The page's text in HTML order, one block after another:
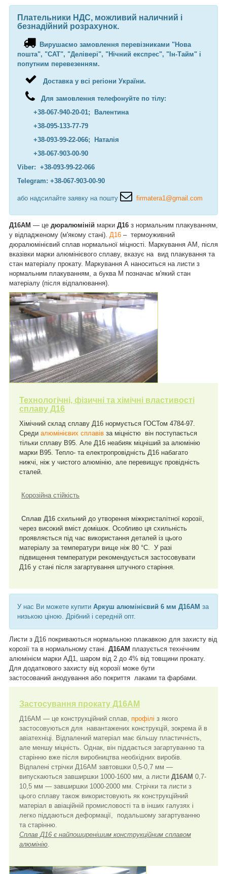
Плательники НДС, можливий наличний і
безнадійний розрахунок.
Вирушаємо замовлення перевізниками "Нова
пошта", "САТ", "Делівері", "Нічний експрес", "Ін-Тайм" і
попутним перевезенням.
Доставка у всі регіони України.
Для замовлення телефонуйте по тілу:
+38-067-940-20-01; Валентина
+38-095-133-77-79
+38-093-99-22-066; Наталія
+38-067-903-00-90
Viber: +38-093-99-22-066
Telegram: +38-067-903-00-90
або надсилайте заявку на пошту firmatera1@gmail.com
Д16АМ — це дюралюміній марки Д16 з нормальним плакуванням,
у відпадженому (м'якому стані). Д16 – термоуживний
дюралюмінієвий сплав нормальної міцності. Маркування АМ, після
вказівки марки алюмінієвого сплаву, вказує на вид плакування та
стан матеріалу прокату. Маркування А наноситься на листи з
нормальним плакуванням, а буква М позначає м'який стан
матеріалу (після відпалювання).
Технологічні, фізичні та хімічні властивості
сплаву Д16
Хімічний склад сплаву Д16 нормується ГОСТом 4784-97.
Среди алюмінієвих сплавів за міцністю він поступається
тільки сплаву В95. Але Д16 неабияк міцніший за алюмінію
марки В95. Тепло- та електропровідність Д16 набагато
нижчі, ніж у чистого алюмінію, але перевищує провідність
сталей.
Корозійна стійкість
Сплав Д16 схильний до утворення міжкристалітної корозії,
через високий вміст домішок. Особливо ця схильність
проявляється під час використання деталей із цього
матеріалу за температури вище ніж 80 °C. У разі
підвищення температури рекомендується застосовувати
Д16 у стані після загартування штучного старіння.
У нас Ви можете купити Аркуш алюмінієвий 6 мм Д16АМ за
низькою ціною. Дрібний і середній опт.
Листи з Д16 покриваються нормальною плакавкою для захисту від
корозії та в нормальному стані. Д16АМ плазується технічним
алюмінієм марки АД1, шаром від 2 до 4% від товщини прокату.
Для додаткового захисту від корозії може бути
застосований анодування або покриття лаками та фарбами.
Застосування прокату Д16АМ
Д16АМ — це конструкційний сплав, профілі з якого
застосовуються для навантажених конструкцій, зокрема й в
авіатехніці. Відпалений матеріал має більшу пластичність,
але меншу міцність. Однак, він піддається загартуванню та
старінню вже після виробництва необхідних виробів.
Відпалені стрічки Д16АМ завтовшки 0,5-0,7 мм —
випускаються завширшки 1000-1600 мм, а листи Д16АМ 0,7-
10,5 мм — завширшки 1000-2000 мм. Стрічки та листи з
цього сплаву також використовують як конструкційний
матеріал в авіаційній промисловості та в інших галузях і
легко піддаються деформації, подальшому загартуванню
та старінню.
Сплав Д16 є найпоширенішим конструкційним сплавом
алюмінію.